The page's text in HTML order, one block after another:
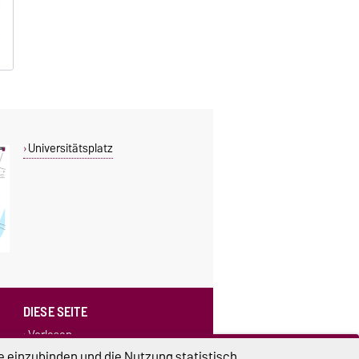
Universitätsplatz
DIESE SEITE
Vorlesen
Drucken